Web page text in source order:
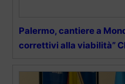
Palermo, cantiere a
correttivi alla viabilità”